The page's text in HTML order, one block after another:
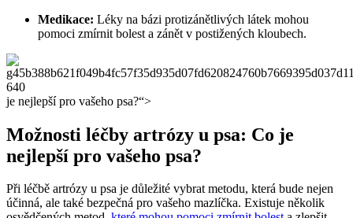
Medikace: Léky na bázi protizánětlivých látek mohou
pomoci zmírnit bolest a zánět v postižených kloubech.
je nejlepší pro vašeho psa?“>
Možnosti léčby artrózy u psa: Co je
nejlepší pro vašeho psa?
Při léčbě artrózy u psa je důležité vybrat metodu, která bude nejen
účinná, ale také bezpečná pro vašeho mazlíčka. Existuje několik